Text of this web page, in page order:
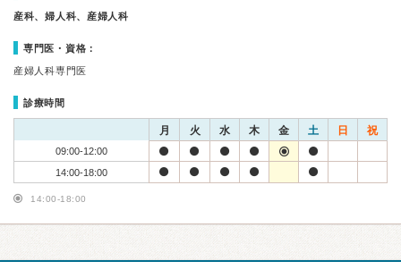
産科、婦人科、産婦人科
専門医・資格：
産婦人科専門医
診療時間
月 火 水 木 金 土 日 祝
09:00-12:00
14:00-18:00
14:00-18:00